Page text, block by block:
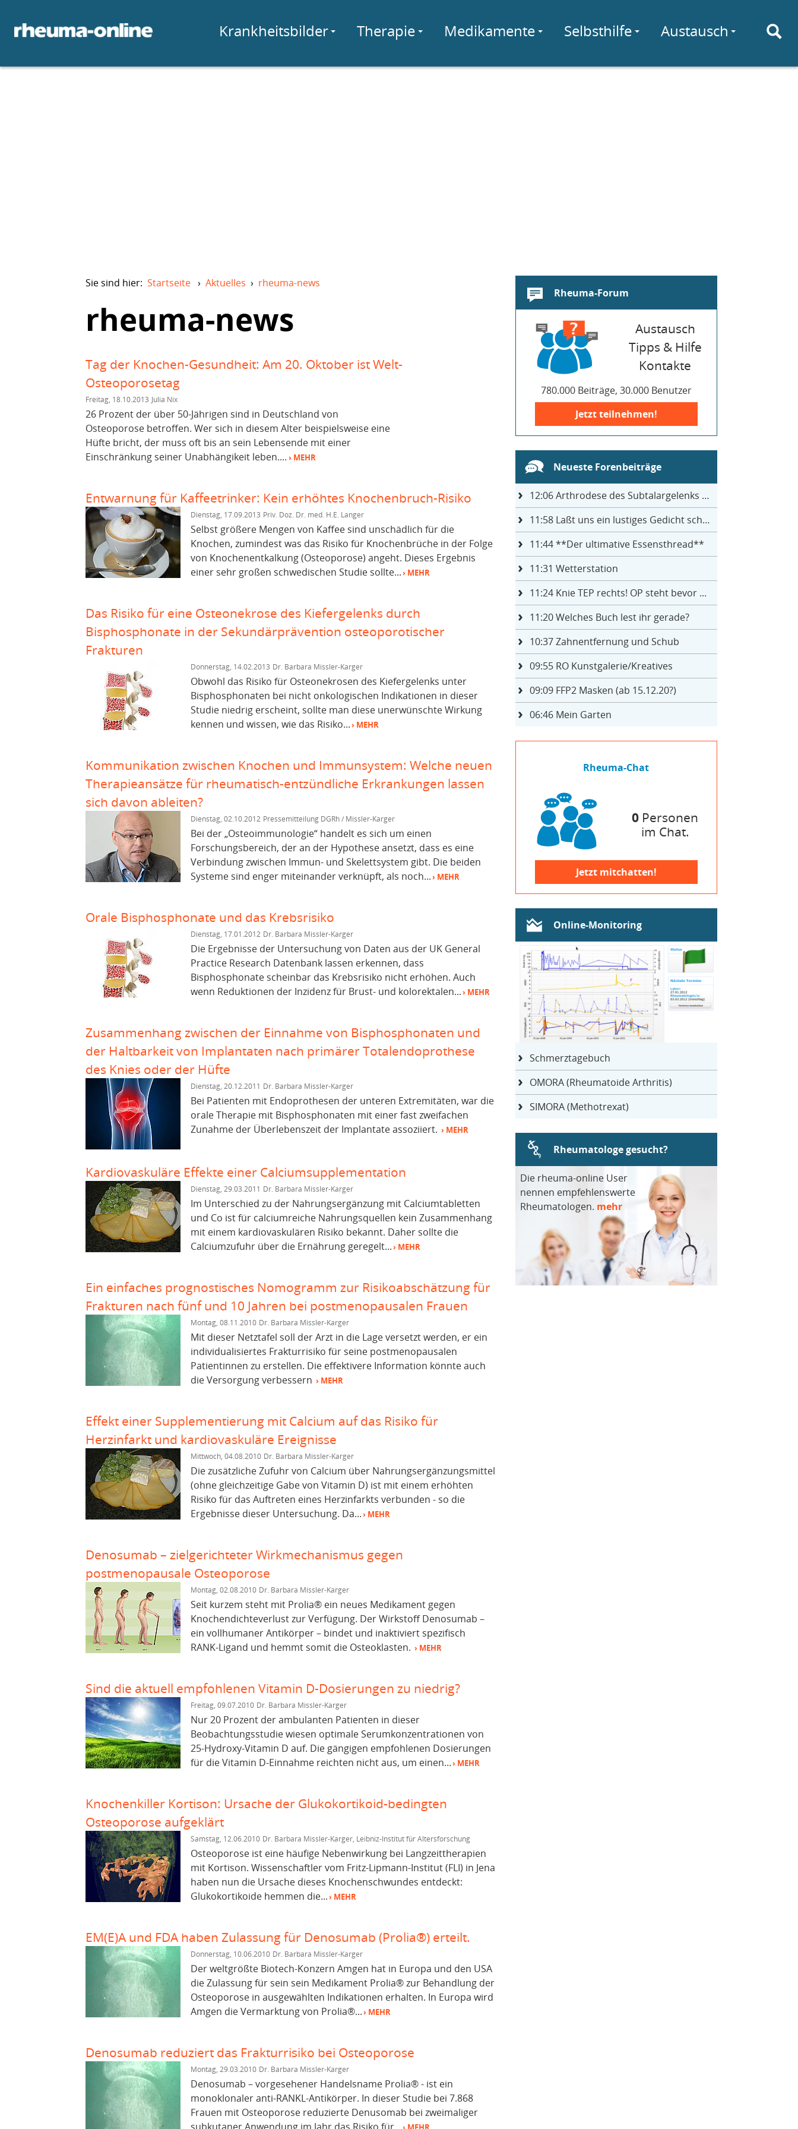
Krankheitsbilder Therapie Medikamente Selbsthilfe Austausch
Sie sind hier: Startseite › Aktuelles › rheuma-news
rheuma-news
Tag der Knochen-Gesundheit: Am 20. Oktober ist Welt-
Osteoporosetag
Freitag, 18.10.2013 Julia Nix
26 Prozent der über 50-Jährigen sind in Deutschland von
Osteoporose betroffen. Wer sich in diesem Alter beispielsweise eine
Hüfte bricht, der muss oft bis an sein Lebensende mit einer
Einschränkung seiner Unabhängikeit leben.... › MEHR
Entwarnung für Kaffeetrinker: Kein erhöhtes Knochenbruch-Risiko
Dienstag, 17.09.2013 Priv. Doz. Dr. med. H.E. Langer
Selbst größere Mengen von Kaffee sind unschädlich für die
Knochen, zumindest was das Risiko für Knochenbrüche in der Folge
von Knochenentkalkung (Osteoporose) angeht. Dieses Ergebnis
einer sehr großen schwedischen Studie sollte...› MEHR
Das Risiko für eine Osteonekrose des Kiefergelenks durch
Bisphosphonate in der Sekundärprävention osteoporotischer
Frakturen
Donnerstag, 14.02.2013 Dr. Barbara Missler-Karger
Obwohl das Risiko für Osteonekrosen des Kiefergelenks unter
Bisphosphonaten bei nicht onkologischen Indikationen in dieser
Studie niedrig erscheint, sollte man diese unerwünschte Wirkung
kennen und wissen, wie das Risiko...› MEHR
Kommunikation zwischen Knochen und Immunsystem: Welche neuen
Therapieansätze für rheumatisch-entzündliche Erkrankungen lassen
sich davon ableiten?
Dienstag, 02.10.2012 Pressemitteilung DGRh / Missler-Karger
Bei der „Osteoimmunologie“ handelt es sich um einen
Forschungsbereich, der an der Hypothese ansetzt, dass es eine
Verbindung zwischen Immun- und Skelettsystem gibt. Die beiden
Systeme sind enger miteinander verknüpft, als noch...› MEHR
Orale Bisphosphonate und das Krebsrisiko
Dienstag, 17.01.2012 Dr. Barbara Missler-Karger
Die Ergebnisse der Untersuchung von Daten aus der UK General
Practice Research Datenbank lassen erkennen, dass
Bisphosphonate scheinbar das Krebsrisiko nicht erhöhen. Auch
wenn Reduktionen der Inzidenz für Brust- und kolorektalen...› MEHR
Zusammenhang zwischen der Einnahme von Bisphosphonaten und
der Haltbarkeit von Implantaten nach primärer Totalendoprothese
des Knies oder der Hüfte
Dienstag, 20.12.2011 Dr. Barbara Missler-Karger
Bei Patienten mit Endoprothesen der unteren Extremitäten, war die
orale Therapie mit Bisphosphonaten mit einer fast zweifachen
Zunahme der Überlebenszeit der Implantate assoziiert. › MEHR
Kardiovaskuläre Effekte einer Calciumsupplementation
Dienstag, 29.03.2011 Dr. Barbara Missler-Karger
Im Unterschied zu der Nahrungsergänzung mit Calciumtabletten
und Co ist für calciumreiche Nahrungsquellen kein Zusammenhang
mit einem kardiovaskulären Risiko bekannt. Daher sollte die
Calciumzufuhr über die Ernährung geregelt...› MEHR
Ein einfaches prognostisches Nomogramm zur Risikoabschätzung für
Frakturen nach fünf und 10 Jahren bei postmenopausalen Frauen
Montag, 08.11.2010 Dr. Barbara Missler-Karger
Mit dieser Netztafel soll der Arzt in die Lage versetzt werden, er ein
individualisiertes Frakturrisiko für seine postmenopausalen
Patientinnen zu erstellen. Die effektivere Information könnte auch
die Versorgung verbessern › MEHR
Effekt einer Supplementierung mit Calcium auf das Risiko für
Herzinfarkt und kardiovaskuläre Ereignisse
Mittwoch, 04.08.2010 Dr. Barbara Missler-Karger
Die zusätzliche Zufuhr von Calcium über Nahrungsergänzungsmittel
(ohne gleichzeitige Gabe von Vitamin D) ist mit einem erhöhten
Risiko für das Auftreten eines Herzinfarkts verbunden - so die
Ergebnisse dieser Untersuchung. Da...› MEHR
Denosumab – zielgerichteter Wirkmechanismus gegen
postmenopausale Osteoporose
Montag, 02.08.2010 Dr. Barbara Missler-Karger
Seit kurzem steht mit Prolia® ein neues Medikament gegen
Knochendichteverlust zur Verfügung. Der Wirkstoff Denosumab –
ein vollhumaner Antikörper – bindet und inaktiviert spezifisch
RANK-Ligand und hemmt somit die Osteoklasten. › MEHR
Sind die aktuell empfohlenen Vitamin D-Dosierungen zu niedrig?
Freitag, 09.07.2010 Dr. Barbara Missler-Karger
Nur 20 Prozent der ambulanten Patienten in dieser
Beobachtungsstudie wiesen optimale Serumkonzentrationen von
25-Hydroxy-Vitamin D auf. Die gängigen empfohlenen Dosierungen
für die Vitamin D-Einnahme reichten nicht aus, um einen...› MEHR
Knochenkiller Kortison: Ursache der Glukokortikoid-bedingten
Osteoporose aufgeklärt
Samstag, 12.06.2010 Dr. Barbara Missler-Karger, Leibniz-Institut für Altersforschung
Osteoporose ist eine häufige Nebenwirkung bei Langzeittherapien
mit Kortison. Wissenschaftler vom Fritz-Lipmann-Institut (FLI) in Jena
haben nun die Ursache dieses Knochenschwundes entdeckt:
Glukokortikoide hemmen die...› MEHR
EM(E)A und FDA haben Zulassung für Denosumab (Prolia®) erteilt.
Donnerstag, 10.06.2010 Dr. Barbara Missler-Karger
Der weltgrößte Biotech-Konzern Amgen hat in Europa und den USA
die Zulassung für sein sein Medikament Prolia® zur Behandlung der
Osteoporose in ausgewählten Indikationen erhalten. In Europa wird
Amgen die Vermarktung von Prolia®...› MEHR
Denosumab reduziert das Frakturrisiko bei Osteoporose
Montag, 29.03.2010 Dr. Barbara Missler-Karger
Denosumab – vorgesehener Handelsname Prolia® - ist ein
monoklonaler anti-RANKL-Antikörper. In dieser Studie bei 7.868
Frauen mit Osteoporose reduzierte Denusomab bei zweimaliger
subkutaner Anwendung im Jahr das Risiko für...
Rheuma-Forum
Austausch
Tipps & Hilfe
Kontakte
780.000 Beiträge, 30.000 Benutzer
Jetzt teilnehmen!
Neueste Forenbeiträge
12:06Arthrodese des Subtalargelenks mit 27
11:58Laßt uns ein lustiges Gedicht schreiben- jeder einen Satz
11:44**Der ultimative Essensthread**
11:31 Wetterstation
11:24Knie TEP rechts! OP steht bevor ...
11:20Welches Buch lest ihr gerade?
10:37Zahnentfernung und Schub
09:55RO Kunstgalerie/Kreatives
09:09FFP2 Masken (ab 15.12.20?)
06:46Mein Garten
Rheuma-Chat
0 Personen
im Chat.
Jetzt mitchatten!
Online-Monitoring
Schmerztagebuch
OMORA (Rheumatoide Arthritis)
SIMORA (Methotrexat)
Rheumatologe gesucht?
Die rheuma-online User
nennen empfehlenswerte
Rheumatologen. mehr